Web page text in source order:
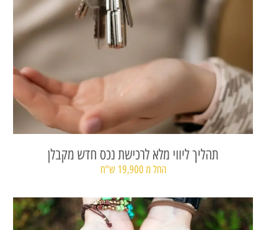
תהליך ליווי מלא לרכישת נכס חדש מקבלן
החל מ 19,900 ש"ח